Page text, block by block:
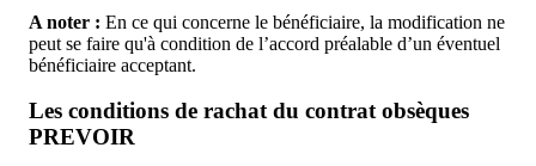
A noter : En ce qui concerne le bénéficiaire, la modification ne
peut se faire qu'à condition de l’accord préalable d’un éventuel
bénéficiaire acceptant.
Les conditions de rachat du contrat obsèques
PREVOIR